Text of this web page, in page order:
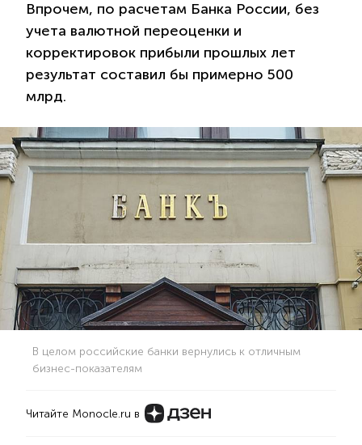
Впрочем, по расчетам Банка России, без
учета валютной переоценки и
корректировок прибыли прошлых лет
результат составил бы примерно 500
млрд.
В целом российские банки вернулись к отличным
бизнес-показателям
Читайте Monocle.ru в